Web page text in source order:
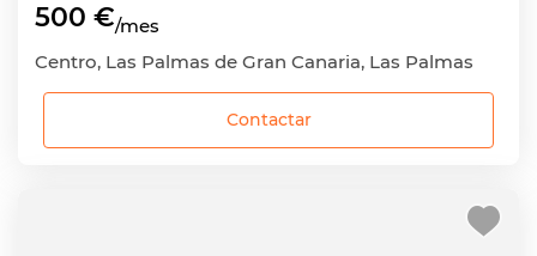
500 €/mes
Centro, Las Palmas de Gran Canaria, Las Palmas
Contactar